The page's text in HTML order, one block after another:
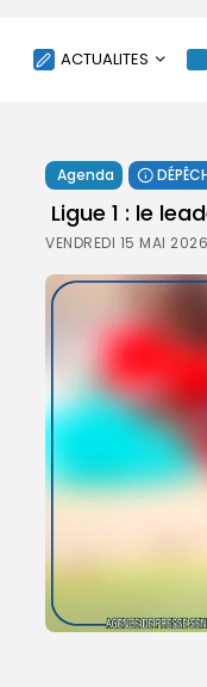
ACTUALITES
SOCIÉTÉ
ÉCONOMIE
CULTURE
SPORT
ENVIRONNEMENT
AGENDA
SANTE
Agenda
‎Ligue 1 : le
VENDREDI 15 MAI